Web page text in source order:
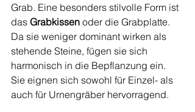
Grab. Eine besonders stilvolle Form ist
das Grabkissen oder die Grabplatte.
Da sie weniger dominant wirken als
stehende Steine, fügen sie sich
harmonisch in die Bepflanzung ein.
Sie eignen sich sowohl für Einzel- als
auch für Urnengräber hervorragend.